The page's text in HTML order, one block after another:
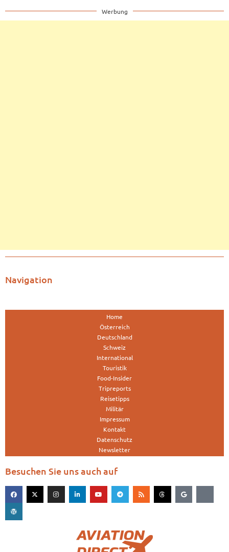
Werbung
Navigation
Home
Österreich
Deutschland
Schweiz
International
Touristik
Food-Insider
Tripreports
Reisetipps
Militär
Impressum
Kontakt
Datenschutz
Newsletter
Besuchen Sie uns auch auf